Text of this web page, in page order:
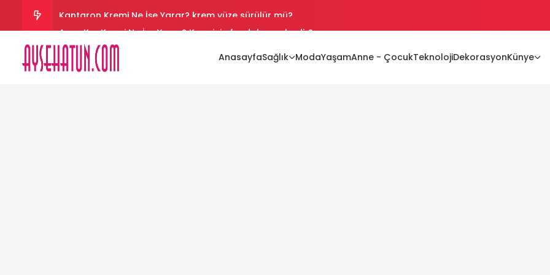
Arap Kızı Kremi Ne İşe Yarar? Kreminin faydaları nelerdir?
Aloe Vera Kremi Ne İşe Yarar? Aloe vera cilt beyazlatır mı?
AnasayfaSağlık ModaYaşamAnne - ÇocukTeknolojiDekorasyonKünye